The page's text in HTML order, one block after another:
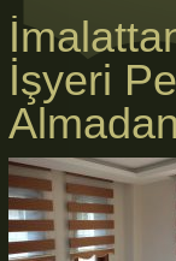
İşyeri